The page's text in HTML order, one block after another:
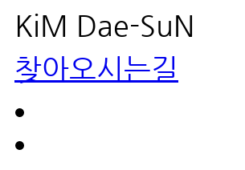
KiM Dae-SuN
찾아오시는길